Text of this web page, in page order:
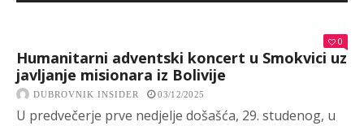
0
Humanitarni adventski koncert u Smokvici uz
javljanje misionara iz Bolivije
DUBROVNIK INSIDER 03/12/2025
U predvečerje prve nedjelje došašća, 29. studenog, u